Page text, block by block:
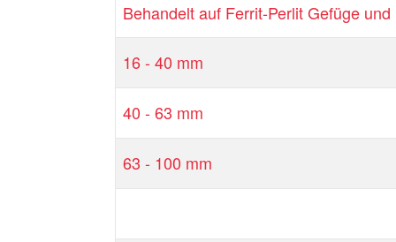
Behandelt auf Ferrit-Perlit Gefüge
16 - 40 mm
40 - 63 mm
63 - 100 mm